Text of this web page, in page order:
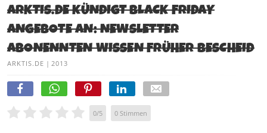
ARKTIS.DE KÜNDIGT BLACK FRIDAY
ANGEBOTE AN: NEWSLETTER
ABONENNTEN WISSEN FRÜHER BESCHEID
ARKTIS.DE | 2013
0/5 0 Stimmen